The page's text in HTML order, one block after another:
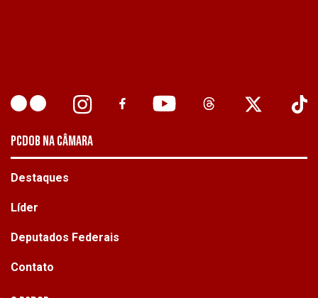
PCDOB NA CÂMARA
Destaques
Líder
Deputados Federais
Contato